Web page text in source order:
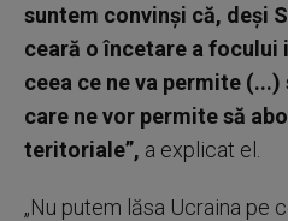
suntem convinşi că, deşi
ceară o încetare a focului
ceea ce ne va permite
care ne vor permite să
teritoriale”, a explicat el.
„Nu putem lăsa Ucraina pe